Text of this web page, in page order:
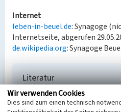
Internet
leben-in-beuel.de: Synagoge
Internetseite, abgerufen
de.wikipedia.org: Synagoge
Literatur
Reuter, Ursula (2007)
frühen 19. bis zum Beginn
Wir verwenden Cookies
Dies sind zum einen technisch